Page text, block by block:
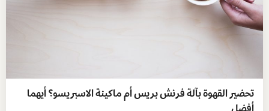
تحضير القهوة بآلة فرنش بريس أم ماكينة الاسبريسو؟ أيهما